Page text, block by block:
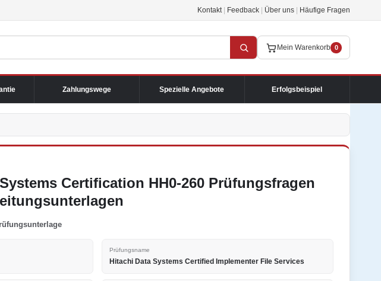
Kontakt Feedback Über uns Häufige Fragen
Mein Warenkorb 0
Zahlungswege Spezielle Angebote Erfolgsbeispiel
Certification HH0-260 Prüfungsfragen
Prüfungsname
Hitachi Data Systems Certified Implementer File Services